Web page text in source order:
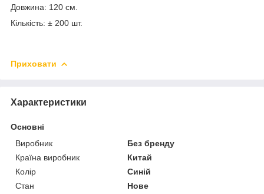
Довжина: 120 см.
Кількість: ± 200 шт.
Приховати
Характеристики
Основні
Виробник
Без бренду
Країна виробник
Китай
Колір
Синій
Стан
Нове